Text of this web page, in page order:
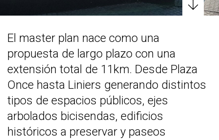
El master plan nace como una
propuesta de largo plazo con una
extensión total de 11km. Desde Plaza
Once hasta Liniers generando distintos
tipos de espacios públicos, ejes
arbolados bicisendas, edificios
históricos a preservar y paseos